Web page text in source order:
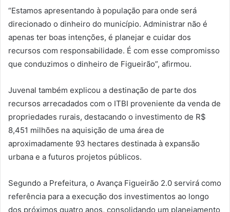
“Estamos apresentando à população para onde será
direcionado o dinheiro do município. Administrar não é
apenas ter boas intenções, é planejar e cuidar dos
recursos com responsabilidade. É com esse compromisso
que conduzimos o dinheiro de Figueirão”, afirmou.
Juvenal também explicou a destinação de parte dos
recursos arrecadados com o ITBI proveniente da venda de
propriedades rurais, destacando o investimento de R$
8,451 milhões na aquisição de uma área de
aproximadamente 93 hectares destinada à expansão
urbana e a futuros projetos públicos.
Segundo a Prefeitura, o Avança Figueirão 2.0 servirá como
referência para a execução dos investimentos ao longo
dos próximos quatro anos, consolidando um planejamento